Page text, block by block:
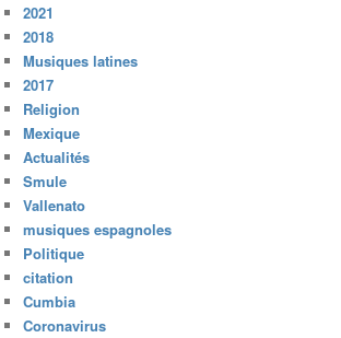
2021
2018
Musiques latines
2017
Religion
Mexique
Actualités
Smule
Vallenato
musiques espagnoles
Politique
citation
Cumbia
Coronavirus